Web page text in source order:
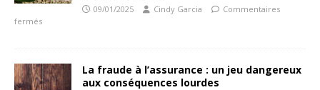
09/01/2025 Cindy Garcia
Commentaires
fermés
La fraude à l’assurance : un jeu dangereux
aux conséquences lourdes